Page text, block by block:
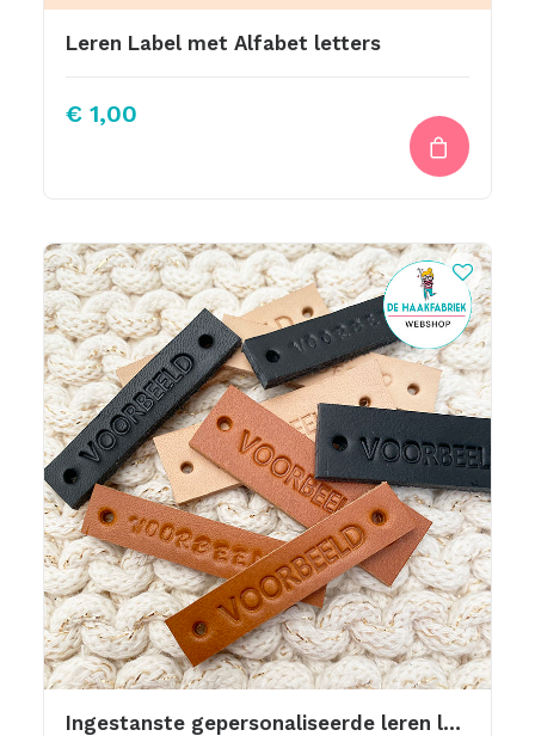
Leren Label met Alfabet letters
€ 1,00
Ingestanste gepersonaliseerde leren labels